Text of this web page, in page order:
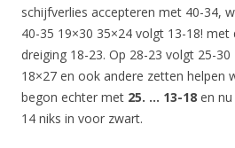
schijfverlies accepteren met 40-34,
40-35 19×30 35×24 volgt 13-18! met
dreiging 18-23. Op 28-23 volgt 25-
18×27 en ook andere zetten helpen
begon echter met 25. … 13-18 en
14 niks in voor zwart.